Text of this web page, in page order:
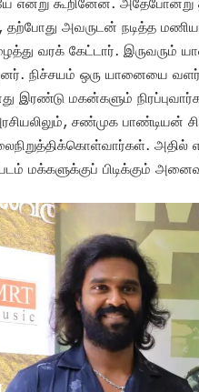
தற்போது அவருடன் நடித்த
வரக் கேட்டார். இருவரும்
நிச்சயம் ஒரு யானையை
இரண்டு மகன்களும்
சண்முக பாண்டியன்
அதில்
மக்களுக்குப் பிடிக்கும்